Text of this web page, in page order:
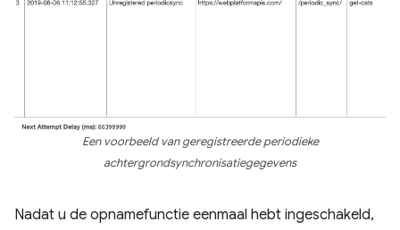
Een voorbeeld van geregistreerde periodieke
achtergrondsynchronisatiegegevens
Nadat u de opnamefunctie eenmaal hebt ingeschakeld,